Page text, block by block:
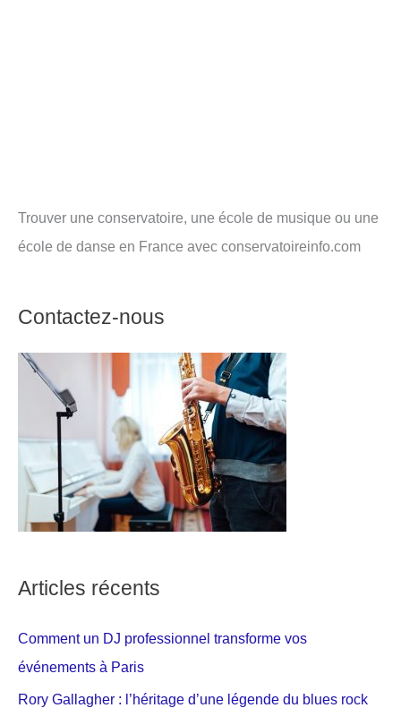
Trouver une conservatoire, une école de musique ou une
école de danse en France avec conservatoireinfo.com
Contactez-nous
Articles récents
Comment un DJ professionnel transforme vos
événements à Paris
Rory Gallagher : l’héritage d’une légende du blues rock